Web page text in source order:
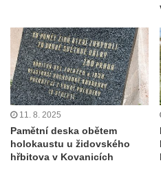
11. 8. 2025
Pamětní deska obětem
holokaustu u židovského
hřbitova v Kovanicích